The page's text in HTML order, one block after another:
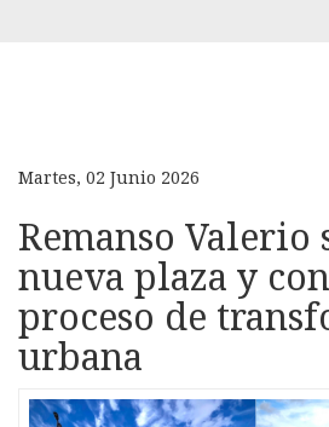
Martes, 02 Junio 2026
Remanso Valerio
nueva plaza y
proceso de
urbana